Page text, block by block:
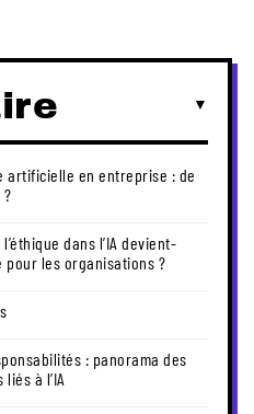
artificielle en entreprise : de
dans l’IA devient-
les organisations ?
: panorama des
à l’IA